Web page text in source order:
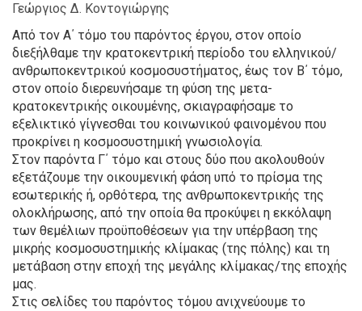
Γεώργιος Δ. Κοντογιώργης
Από τον Α΄ τόμο του παρόντος έργου, στον οποίο
διεξήλθαμε την κρατοκεντρική περίοδο του ελληνικού/
ανθρωποκεντρικού κοσμοσυστήματος, έως τον Β΄ τόμο,
στον οποίο διερευνήσαμε τη φύση της μετα-
κρατοκεντρικής οικουμένης, σκιαγραφήσαμε το
εξελικτικό γίγνεσθαι του κοινωνικού φαινομένου που
προκρίνει η κοσμοσυστημική γνωσιολογία.
Στον παρόντα Γ΄ τόμο και στους δύο που ακολουθούν
εξετάζουμε την οικουμενική φάση υπό το πρίσμα της
εσωτερικής ή, ορθότερα, της ανθρωποκεντρικής της
ολοκλήρωσης, από την οποία θα προκύψει η εκκόλαψη
των θεμέλιων προϋποθέσεων για την υπέρβαση της
μικρής κοσμοσυστημικής κλίμακας (της πόλης) και τη
μετάβαση στην εποχή της μεγάλης κλίμακας/της εποχής
μας.
Στις σελίδες του παρόντος τόμου ανιχνεύουμε το